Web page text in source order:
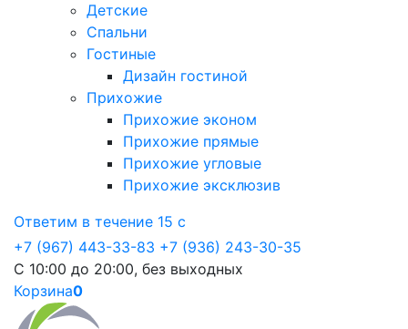
Детские
Спальни
Гостиные
Дизайн гостиной
Прихожие
Прихожие эконом
Прихожие прямые
Прихожие угловые
Прихожие эксклюзив
Ответим в течение 15 с
+7 (967) 443-33-83 +7 (936) 243-30-35
С 10:00 до 20:00, без выходных
Корзина0